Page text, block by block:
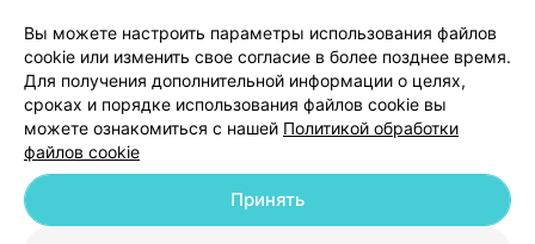
Обработка персональных данных
© 2026 ООО «Артокс Лаб», УНП 191700409
| 220012, Республика Беларусь,
Вы можете настроить параметры использования файлов
cookie или изменить свое согласие в более позднее время.
Для получения дополнительной информации о целях,
сроках и порядке использования файлов cookie вы
можете ознакомиться с нашей Политикой обработки
файлов cookie
Принять